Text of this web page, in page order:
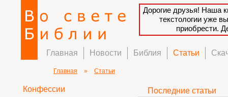
Дорогие друзья! Наша
текстологии уже
приобрести.
Главная Новости Библия Статьи
Главная » Статьи
Последние статьи
Конфессии